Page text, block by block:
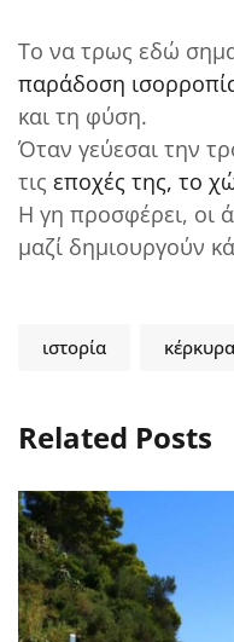
Το να τρως εδώ
παράδοση
και τη φύση.
Όταν γεύεσαι την
τις εποχές της, το
Η γη προσφέρει, οι
μαζί δημιουργούν
ιστορία κέρκυρα
Related Posts